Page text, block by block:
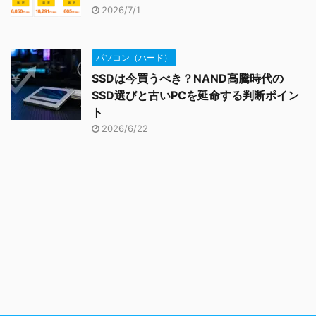
2026/7/1
パソコン（ハード）
SSDは今買うべき？NAND高騰時代の
SSD選びと古いPCを延命する判断ポイン
ト
2026/6/22